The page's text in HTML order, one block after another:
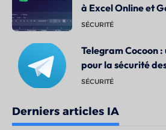
à Excel Online et
SÉCURITÉ
Telegram Cocoon
pour la sécurité
SÉCURITÉ
Derniers articles IA